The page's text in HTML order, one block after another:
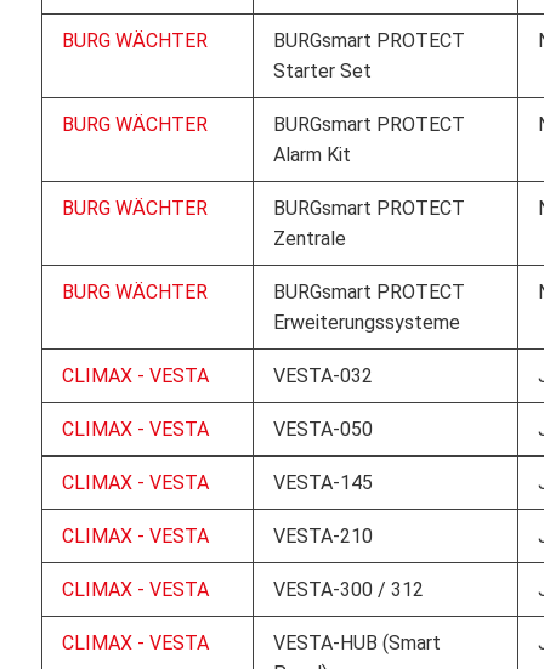
BURG WÄCHTER
BURGsmart PROTECT
Starter Set
BURG WÄCHTER
BURGsmart PROTECT
Alarm Kit
BURG WÄCHTER
BURGsmart PROTECT
Zentrale
BURG WÄCHTER
BURGsmart PROTECT
Erweiterungssysteme
CLIMAX - VESTA VESTA-032
CLIMAX - VESTA VESTA-050
CLIMAX - VESTA VESTA-145
CLIMAX - VESTA VESTA-210
CLIMAX - VESTA VESTA-300 / 312
CLIMAX - VESTA
VESTA-HUB (Smart